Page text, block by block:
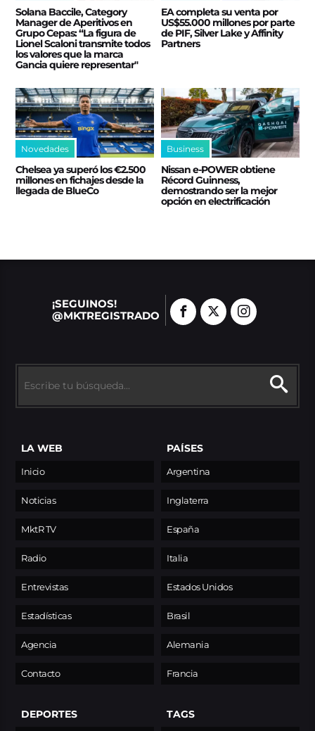
Solana Baccile, Category
Manager de Aperitivos en
Grupo Cepas: “La figura de
Lionel Scaloni transmite todos
los valores que la marca
Gancia quiere representar"
EA completa su venta por
US$55.000 millones por parte
de PIF, Silver Lake y Affinity
Partners
Novedades
Chelsea ya superó los €2.500
millones en fichajes desde la
llegada de BlueCo
Business
Nissan e‑POWER obtiene
Récord Guinness,
demostrando ser la mejor
opción en electrificación
¡SEGUINOS!
@MKTREGISTRADO
LA WEB
Inicio
Noticias
MktR TV
Radio
Entrevistas
Estadísticas
Agencia
Contacto
PAÍSES
Argentina
Inglaterra
España
Italia
Estados Unidos
Brasil
Alemania
Francia
DEPORTES TAGS